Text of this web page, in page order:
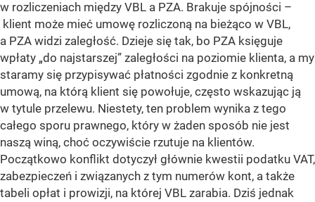
w rozliczeniach między VBL a PZA. Brakuje spójności –
klient może mieć umowę rozliczoną na bieżąco w VBL,
a PZA widzi zaległość. Dzieje się tak, bo PZA księguje
wpłaty „do najstarszej” zaległości na poziomie klienta, a my
staramy się przypisywać płatności zgodnie z konkretną
umową, na którą klient się powołuje, często wskazując ją
w tytule przelewu. Niestety, ten problem wynika z tego
całego sporu prawnego, który w żaden sposób nie jest
naszą winą, choć oczywiście rzutuje na klientów.
Początkowo konflikt dotyczył głównie kwestii podatku VAT,
zabezpieczeń i związanych z tym numerów kont, a także
tabeli opłat i prowizji, na której VBL zarabia. Dziś jednak